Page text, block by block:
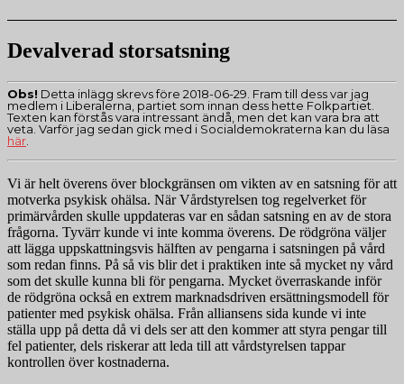
Devalverad storsatsning
Obs! Detta inlägg skrevs före 2018-06-29. Fram till dess var jag
medlem i Liberalerna, partiet som innan dess hette Folkpartiet.
Texten kan förstås vara intressant ändå, men det kan vara bra att
veta. Varför jag sedan gick med i Socialdemokraterna kan du läsa
här.
Vi är helt överens över blockgränsen om vikten av en satsning för att
motverka psykisk ohälsa. När Vårdstyrelsen tog regelverket för
primärvården skulle uppdateras var en sådan satsning en av de stora
frågorna. Tyvärr kunde vi inte komma överens. De rödgröna väljer
att lägga uppskattningsvis hälften av pengarna i satsningen på vård
som redan finns. På så vis blir det i praktiken inte så mycket ny vård
som det skulle kunna bli för pengarna. Mycket överraskande inför
de rödgröna också en extrem marknadsdriven ersättningsmodell för
patienter med psykisk ohälsa. Från alliansens sida kunde vi inte
ställa upp på detta då vi dels ser att den kommer att styra pengar till
fel patienter, dels riskerar att leda till att vårdstyrelsen tappar
kontrollen över kostnaderna.